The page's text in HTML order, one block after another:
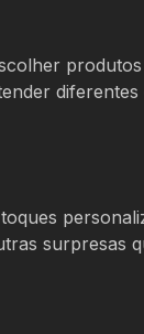
diferentes
surpresas